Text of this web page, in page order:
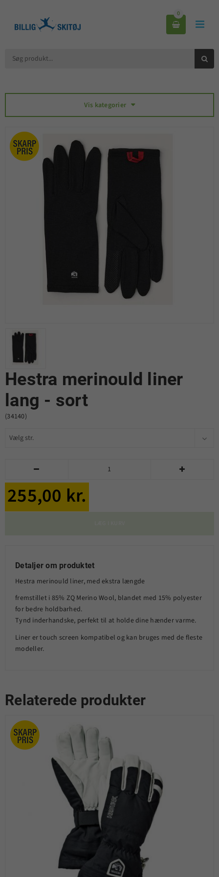


0

Vis kategorier 
Hestra merinould liner
lang - sort
(34140)
 
255,00 kr.
Detaljer om produktet
Hestra merinould liner, med ekstra længde
fremstillet i 85% ZQ Merino Wool, blandet med 15% polyester
for bedre holdbarhed.
Tynd inderhandske, perfekt til at holde dine hænder varme.
Liner er touch screen kompatibel og kan bruges med de fleste
modeller.
Relaterede produkter